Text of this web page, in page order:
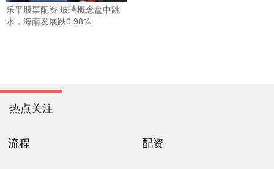
乐平股票配资 玻璃概念盘中跳
水，海南发展跌0.98%
热点关注
流程 配资